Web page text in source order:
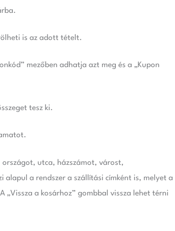
is az adott tételt.
mezőben adhatja azt meg és a „Kupon
tesz ki.
országot, utca, házszámot, várost,
a rendszer a szállítási címként is, melyet a
„Vissza a kosárhoz” gombbal vissza lehet térni